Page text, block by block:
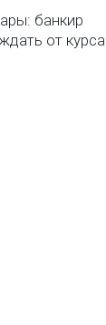
банкир
от курса